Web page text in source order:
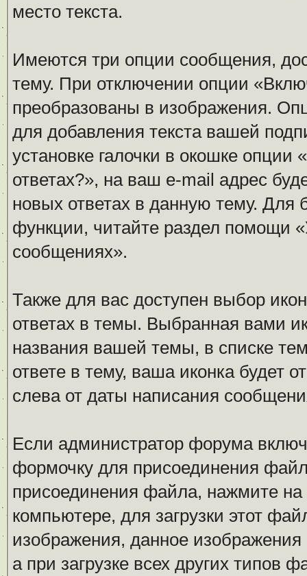
место текста.
Имеются три опции сообщения,
тему. При отключении опции
преобразованы в изображения.
для добавления текста вашей
установке галочки в окошке
ответах?», на ваш e-mail адрес
новых ответах в данную тему.
функции, читайте раздел помощи
сообщениях».
Также для вас доступен выбор
ответах в темы. Выбранная вами
названия вашей темы, в списке
ответе в тему, ваша иконка будет
слева от даты написания
Если администратор форума
формочку для присоединения
присоединения файла, нажмите
компьютере, для загрузки этот
изображения, данное
а при загрузке всех других типов